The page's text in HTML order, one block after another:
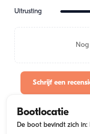
Uitrusting
Schrijf een
Bootlocatie
De boot bevindt zich in: